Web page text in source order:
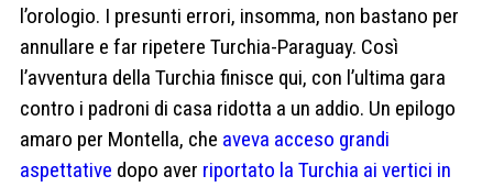
l’orologio. I presunti errori, insomma, non bastano per
annullare e far ripetere Turchia-Paraguay. Così
l’avventura della Turchia finisce qui, con l’ultima gara
contro i padroni di casa ridotta a un addio. Un epilogo
amaro per Montella, che aveva acceso grandi
aspettative dopo aver riportato la Turchia ai vertici in